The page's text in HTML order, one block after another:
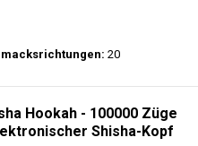
20
Hookah - 100000 Züge
Shisha-Kopf